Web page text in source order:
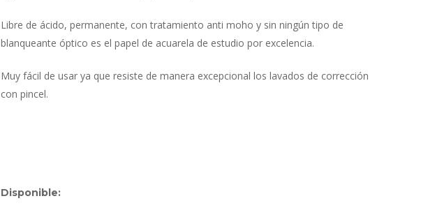
Libre de ácido, permanente, con tratamiento anti moho y sin ningún tipo de
blanqueante óptico es el papel de acuarela de estudio por excelencia.
Muy fácil de usar ya que resiste de manera excepcional los lavados de corrección
con pincel.
Disponible: